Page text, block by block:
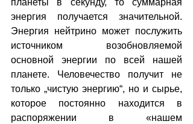
энергия получается значительной.
Энергия нейтрино может послужить
источником возобновляемой
основной энергии по всей нашей
планете. Человечество получит не
только „чистую энергию“, но и сырье,
которое постоянно находится в
распоряжении в «нашем